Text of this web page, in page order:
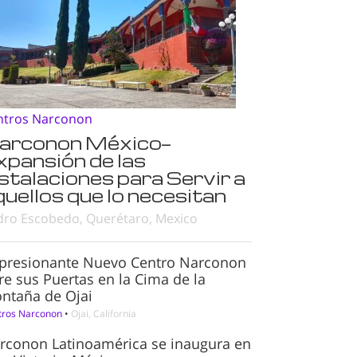
Narconon
México—
de las
para Servir a
que lo necesitan
Escobedo, Querétaro, Mexico
Nuevo Centro Narconon
sus Puertas en la Cima de la
de Ojai
Narconon • Ojai, California
Latinoamérica se inaugura en